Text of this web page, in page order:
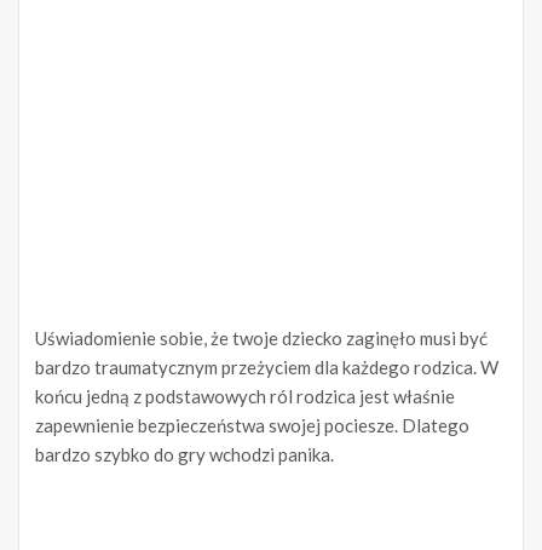
Uświadomienie sobie, że twoje dziecko zaginęło musi być
bardzo traumatycznym przeżyciem dla każdego rodzica. W
końcu jedną z podstawowych ról rodzica jest właśnie
zapewnienie bezpieczeństwa swojej pociesze. Dlatego
bardzo szybko do gry wchodzi panika.